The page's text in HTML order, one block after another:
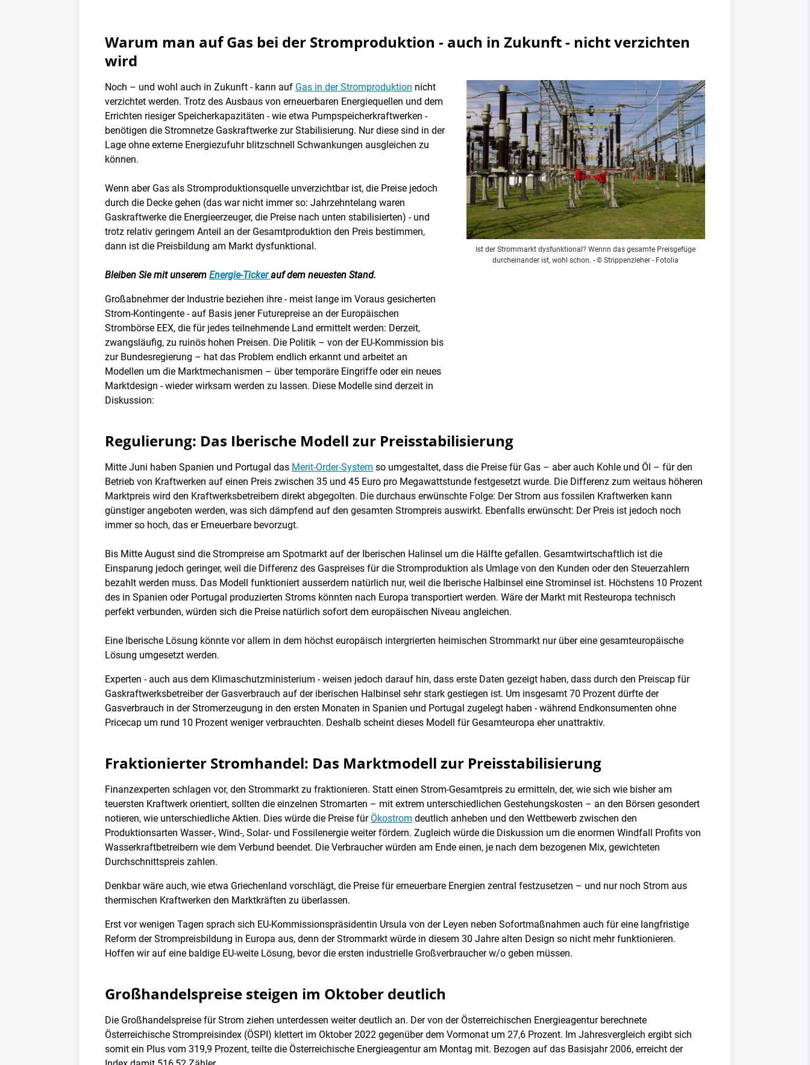
Warum man auf Gas bei der Stromproduktion - auch in Zukunft - nicht verzichten
wird
Noch – und wohl auch in Zukunft - kann auf Gas in der Stromproduktion nicht
verzichtet werden. Trotz des Ausbaus von erneuerbaren Energiequellen und dem
Errichten riesiger Speicherkapazitäten - wie etwa Pumpspeicherkraftwerken -
benötigen die Stromnetze Gaskraftwerke zur Stabilisierung. Nur diese sind in der
Lage ohne externe Energiezufuhr blitzschnell Schwankungen ausgleichen zu
können.
Wenn aber Gas als Stromproduktionsquelle unverzichtbar ist, die Preise jedoch
durch die Decke gehen (das war nicht immer so: Jahrzehntelang waren
Gaskraftwerke die Energieerzeuger, die Preise nach unten stabilisierten) - und
trotz relativ geringem Anteil an der Gesamtproduktion den Preis bestimmen,
dann ist die Preisbildung am Markt dysfunktional.
Bleiben Sie mit unserem Energie-Tickerauf dem neuesten Stand.
Großabnehmer der Industrie beziehen ihre - meist lange im Voraus gesicherten
Strom-Kontingente - auf Basis jener Futurepreise an der Europäischen
Strombörse EEX, die für jedes teilnehmende Land ermittelt werden: Derzeit,
zwangsläufig, zu ruinös hohen Preisen. Die Politik – von der EU-Kommission bis
zur Bundesregierung – hat das Problem endlich erkannt und arbeitet an
Modellen um die Marktmechanismen – über temporäre Eingriffe oder ein neues
Marktdesign - wieder wirksam werden zu lassen. Diese Modelle sind derzeit in
Diskussion:
Ist der Strommarkt dysfunktional? Wennn das gesamte Preisgefüge
durcheinander ist, wohl schon. - © Strippenzieher - Fotolia
Regulierung: Das Iberische Modell zur Preisstabilisierung
Mitte Juni haben Spanien und Portugal das Merit-Order-System so umgestaltet, dass die Preise für Gas – aber auch Kohle und Öl – für den
Betrieb von Kraftwerken auf einen Preis zwischen 35 und 45 Euro pro Megawattstunde festgesetzt wurde. Die Differenz zum weitaus höheren
Marktpreis wird den Kraftwerksbetreibern direkt abgegolten. Die durchaus erwünschte Folge: Der Strom aus fossilen Kraftwerken kann
günstiger angeboten werden, was sich dämpfend auf den gesamten Strompreis auswirkt. Ebenfalls erwünscht: Der Preis ist jedoch noch
immer so hoch, das er Erneuerbare bevorzugt.
Bis Mitte August sind die Strompreise am Spotmarkt auf der Iberischen Halinsel um die Hälfte gefallen. Gesamtwirtschaftlich ist die
Einsparung jedoch geringer, weil die Differenz des Gaspreises für die Stromproduktion als Umlage von den Kunden oder den Steuerzahlern
bezahlt werden muss. Das Modell funktioniert ausserdem natürlich nur, weil die Iberische Halbinsel eine Strominsel ist. Höchstens 10 Prozent
des in Spanien oder Portugal produzierten Stroms könnten nach Europa transportiert werden. Wäre der Markt mit Resteuropa technisch
perfekt verbunden, würden sich die Preise natürlich sofort dem europäischen Niveau angleichen.
Eine Iberische Lösung könnte vor allem in dem höchst europäisch intergrierten heimischen Strommarkt nur über eine gesamteuropäische
Lösung umgesetzt werden.
Experten - auch aus dem Klimaschutzministerium - weisen jedoch darauf hin, dass erste Daten gezeigt haben, dass durch den Preiscap für
Gaskraftwerksbetreiber der Gasverbrauch auf der iberischen Halbinsel sehr stark gestiegen ist. Um insgesamt 70 Prozent dürfte der
Gasverbrauch in der Stromerzeugung in den ersten Monaten in Spanien und Portugal zugelegt haben - während Endkonsumenten ohne
Pricecap um rund 10 Prozent weniger verbrauchten. Deshalb scheint dieses Modell für Gesamteuropa eher unattraktiv.
Fraktionierter Stromhandel: Das Marktmodell zur Preisstabilisierung
Finanzexperten schlagen vor, den Strommarkt zu fraktionieren. Statt einen Strom-Gesamtpreis zu ermitteln, der, wie sich wie bisher am
teuersten Kraftwerk orientiert, sollten die einzelnen Stromarten – mit extrem unterschiedlichen Gestehungskosten – an den Börsen gesondert
notieren, wie unterschiedliche Aktien. Dies würde die Preise für Ökostrom deutlich anheben und den Wettbewerb zwischen den
Produktionsarten Wasser-, Wind-, Solar- und Fossilenergie weiter fördern. Zugleich würde die Diskussion um die enormen Windfall Profits von
Wasserkraftbetreibern wie dem Verbund beendet. Die Verbraucher würden am Ende einen, je nach dem bezogenen Mix, gewichteten
Durchschnittspreis zahlen.
Denkbar wäre auch, wie etwa Griechenland vorschlägt, die Preise für erneuerbare Energien zentral festzusetzen – und nur noch Strom aus
thermischen Kraftwerken den Marktkräften zu überlassen.
Erst vor wenigen Tagen sprach sich EU-Kommissionspräsidentin Ursula von der Leyen neben Sofortmaßnahmen auch für eine langfristige
Reform der Strompreisbildung in Europa aus, denn der Strommarkt würde in diesem 30 Jahre alten Design so nicht mehr funktionieren.
Hoffen wir auf eine baldige EU-weite Lösung, bevor die ersten industrielle Großverbraucher w/o geben müssen.
Großhandelspreise steigen im Oktober deutlich
Die Großhandelspreise für Strom ziehen unterdessen weiter deutlich an. Der von der Österreichischen Energieagentur berechnete
Österreichische Strompreisindex (ÖSPI) klettert im Oktober 2022 gegenüber dem Vormonat um 27,6 Prozent. Im Jahresvergleich ergibt sich
somit ein Plus vom 319,9 Prozent, teilte die Österreichische Energieagentur am Montag mit. Bezogen auf das Basisjahr 2006, erreicht der